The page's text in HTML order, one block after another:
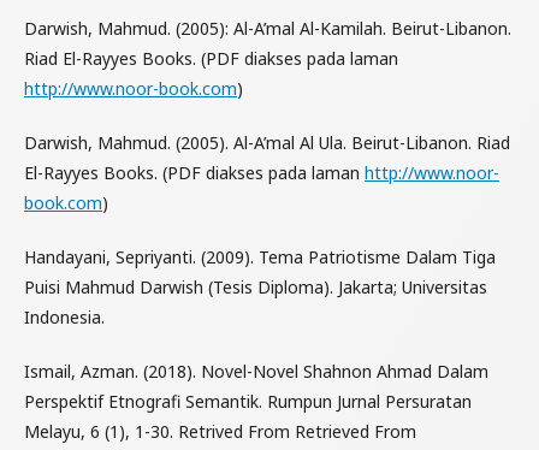
Darwish, Mahmud. (2005): Al-A’mal Al-Kamilah. Beirut-Libanon.
Riad El-Rayyes Books. (PDF diakses pada laman
http://www.noor-book.com)
Darwish, Mahmud. (2005). Al-A’mal Al Ula. Beirut-Libanon. Riad
El-Rayyes Books. (PDF diakses pada laman http://www.noor-
book.com)
Handayani, Sepriyanti. (2009). Tema Patriotisme Dalam Tiga
Puisi Mahmud Darwish (Tesis Diploma). Jakarta; Universitas
Indonesia.
Ismail, Azman. (2018). Novel-Novel Shahnon Ahmad Dalam
Perspektif Etnografi Semantik. Rumpun Jurnal Persuratan
Melayu, 6 (1), 1-30. Retrived From Retrieved From